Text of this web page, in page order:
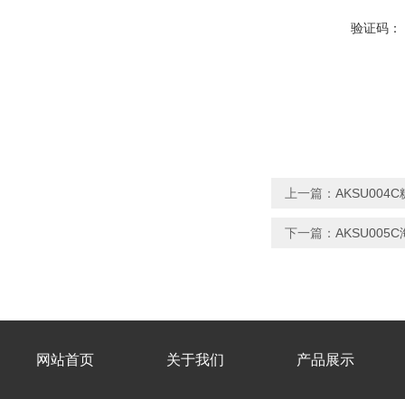
验证码：
上一篇： AKSU004C
下一篇： AKSU005C
网站首页 关于我们 产品展示